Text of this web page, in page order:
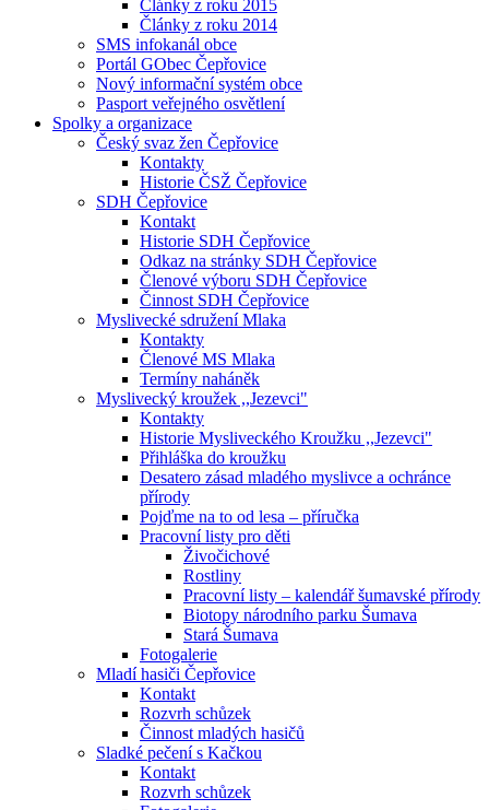
Články z roku 2015
Články z roku 2014
SMS infokanál obce
Portál GObec Čepřovice
Nový informační systém obce
Pasport veřejného osvětlení
Spolky a organizace
Český svaz žen Čepřovice
Kontakty
Historie ČSŽ Čepřovice
SDH Čepřovice
Kontakt
Historie SDH Čepřovice
Odkaz na stránky SDH Čepřovice
Členové výboru SDH Čepřovice
Činnost SDH Čepřovice
Myslivecké sdružení Mlaka
Kontakty
Členové MS Mlaka
Termíny naháněk
Myslivecký kroužek ,,Jezevci"
Kontakty
Historie Mysliveckého Kroužku ,,Jezevci"
Přihláška do kroužku
Desatero zásad mladého myslivce a ochránce
přírody
Pojďme na to od lesa – příručka
Pracovní listy pro děti
Živočichové
Rostliny
Pracovní listy – kalendář šumavské přírody
Biotopy národního parku Šumava
Stará Šumava
Fotogalerie
Mladí hasiči Čepřovice
Kontakt
Rozvrh schůzek
Činnost mladých hasičů
Sladké pečení s Kačkou
Kontakt
Rozvrh schůzek